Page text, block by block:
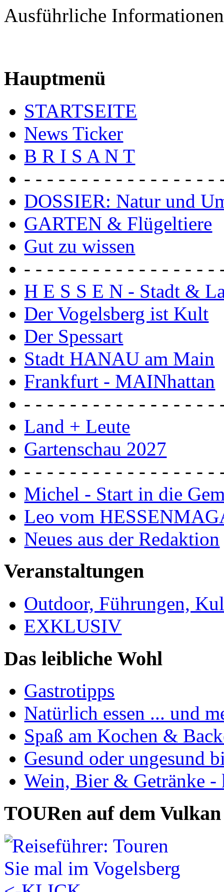
Ausführliche
Hauptmenü
STARTSEITE
News Ticker
B R I S A N T
- - - - - - - - - - - - - - - - -
DOSSIER: Natur und
GARTEN & Flügeltiere
Gut zu wissen
- - - - - - - - - - - - - - - - -
H E S S E N - Stadt &
Der Vogelsberg ist Kult
Der Spessart
Stadt HANAU am Main
Frankfurt - MAINhattan
- - - - - - - - - - - - - - - - -
Land + Leute
Gartenschau 2027
- - - - - - - - - - - - - - - - -
Michel - Start in die
Leo vom
Neues aus der Redaktion
Veranstaltungen
Outdoor, Führungen,
EXKLUSIV
Das leibliche Wohl
Gastrotipps
Natürlich essen ... und
Spaß am Kochen &
Gesund oder ungesund
Wein, Bier & Getränke -
TOURen auf dem Vulkan